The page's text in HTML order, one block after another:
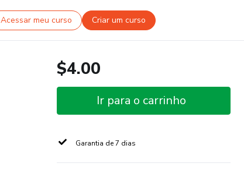
Acessar meu curso Criar um curso
$4.00
Ir para o carrinho
Garantia de 7 dias